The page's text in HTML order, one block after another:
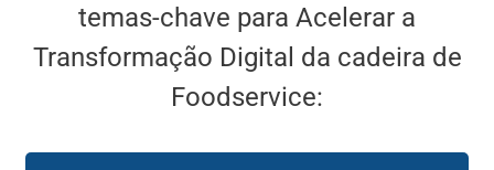
temas-chave para Acelerar a
Transformação Digital da cadeira de
Foodservice: